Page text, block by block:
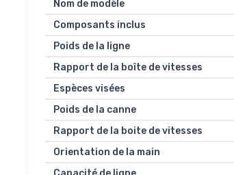
Nom de modèle
Composants inclus
Poids de la ligne
Rapport de la boîte de vitesses
Espèces visées
Poids de la canne
Rapport de la boite de vitesses
Orientation de la main